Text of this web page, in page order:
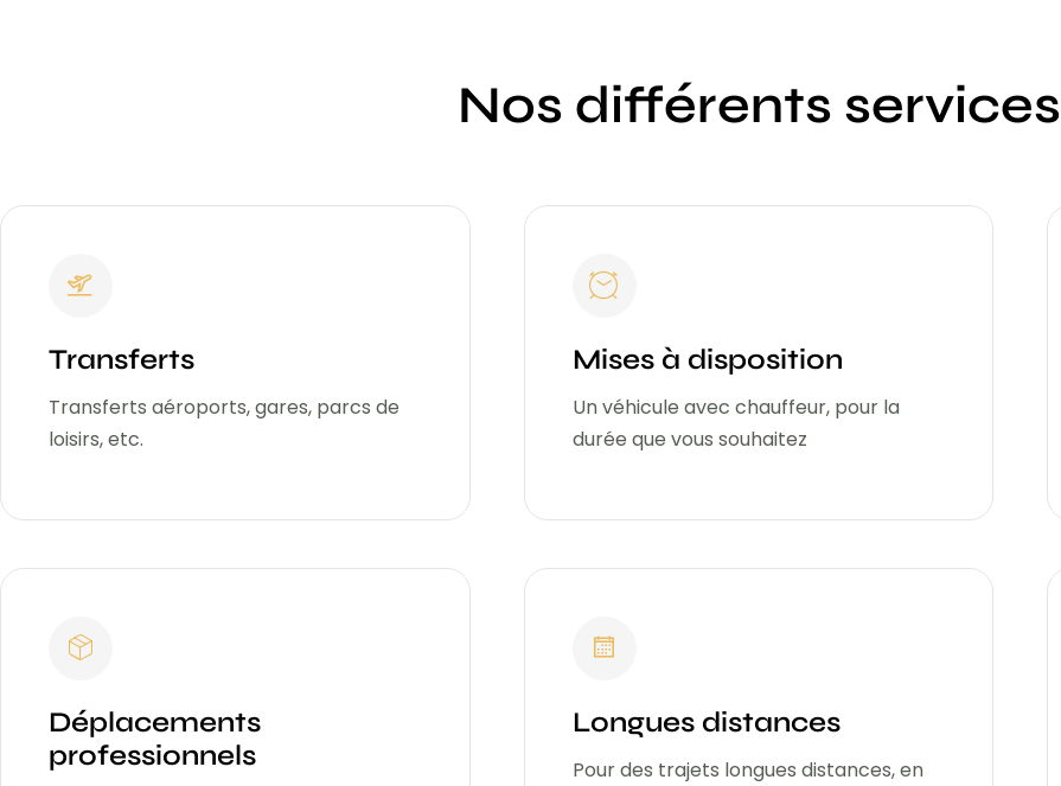
Nos différents services
Transferts
Transferts aéroports, gares, parcs de
loisirs, etc.
Mises à disposition
Un véhicule avec chauffeur, pour la
durée que vous souhaitez
Déplacements
professionnels
Longues distances
Pour des trajets longues distances, en